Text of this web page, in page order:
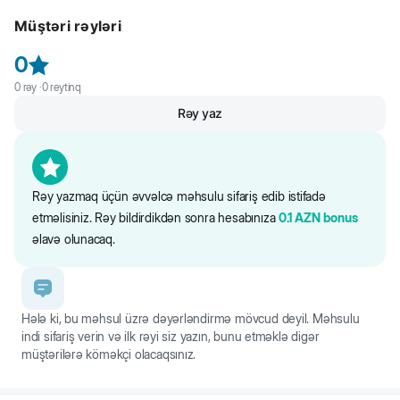
məhdudlaşdırmır.
Müştəri rəyləri
0
0rəy ·0reytinq
Rəy yazmaq üçün əvvəlcə məhsulu sifariş edib istifadə
etməlisiniz. Rəy bildirdikdən sonra hesabınıza0.1 AZN bonus
əlavə olunacaq.
Rəy yaz
Hələ ki, bu məhsul üzrə dəyərləndirmə mövcud deyil. Məhsulu
indi sifariş verin və ilk rəyi siz yazın, bunu etməklə digər
müştərilərə köməkçi olacaqsınız.